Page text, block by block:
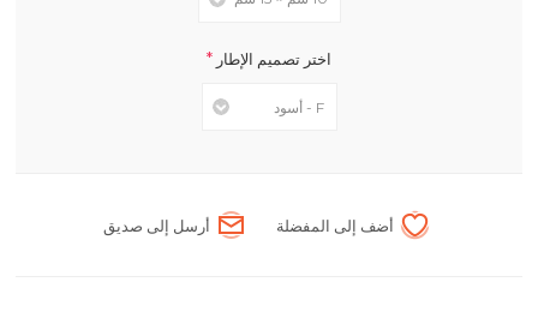
اختر تصميم الإطار *
أضف إلى المفضلة أرسل إلى صديق